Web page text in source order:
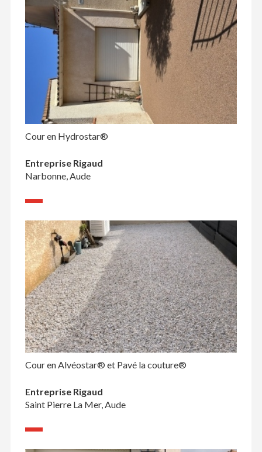
Cour en Hydrostar®
Entreprise Rigaud
Narbonne, Aude
Cour en Alvéostar® et Pavé la couture®
Entreprise Rigaud
Saint Pierre La Mer, Aude